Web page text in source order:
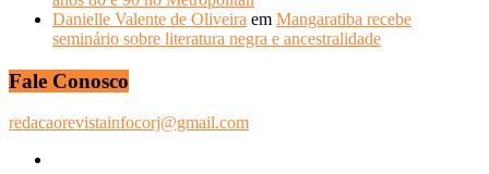
Danielle Valente de Oliveira em Mangaratiba recebe
seminário sobre literatura negra e ancestralidade
Fale Conosco
redacaorevistainfocorj@gmail.com